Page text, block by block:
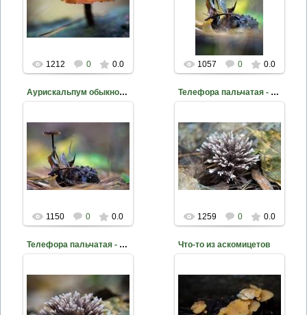
Фото Д. Жуков
mite
1212 0 0.0
Фото Д. Жуков
mite
1057 0 0.0
Аурискальпум обыкновенный - Auriscalpium vulgare
2014-02-17
Фото Д. Жуков
mite
1150 0 0.0
Телефора пальчатая - Thelephora palmata
2014-02-14
Фото Д. Жуков
mite
1259 0 0.0
Телефора пальчатая - Thelephora palmata
2014-02-14
Фото Д. Жуков
Что-то из аскомицетов
2014-02-14
Фото Д. Жуков